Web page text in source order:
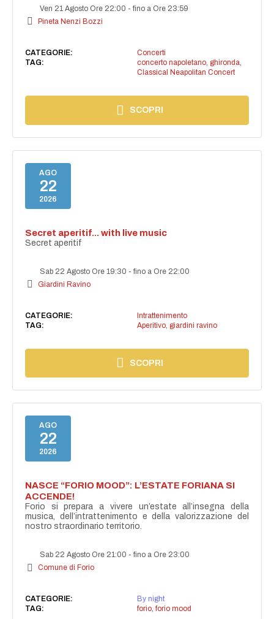
Ven 21 Agosto Ore 22:00 -fino a Ore 23:59
Pineta Nenzi Bozzi
CATEGORIE:
Concerti
TAG:
concerto napoletano, ghironda
Classical Neapolitan Concert
SCOPRI
AGO
22
2026
Secret aperitif... with live music
Secret aperitif
Sab 22 Agosto Ore 19:30 -fino a Ore 22:00
Giardini Ravino
CATEGORIE:
Intrattenimento
TAG:
Aperitivo, giardini ravino
SCOPRI
AGO
22
2026
NASCE “FORIO MOOD”: L’ESTATE FORIANA SI
ACCENDE!
Forio si prepara a vivere un’estate all’insegna della
musica, dell’intrattenimento e della valorizzazione del
nostro straordinario territorio.
Sab 22 Agosto Ore 21:00 -fino a Ore 23:00
Comune di Forio
CATEGORIE:
By night
TAG:
forio, forio mood